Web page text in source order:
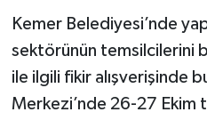
Kemer Belediyesi’nde
sektörünün temsilcilerini
ile ilgili fikir alışverişinde
Merkezi’nde 26-27 Ekim